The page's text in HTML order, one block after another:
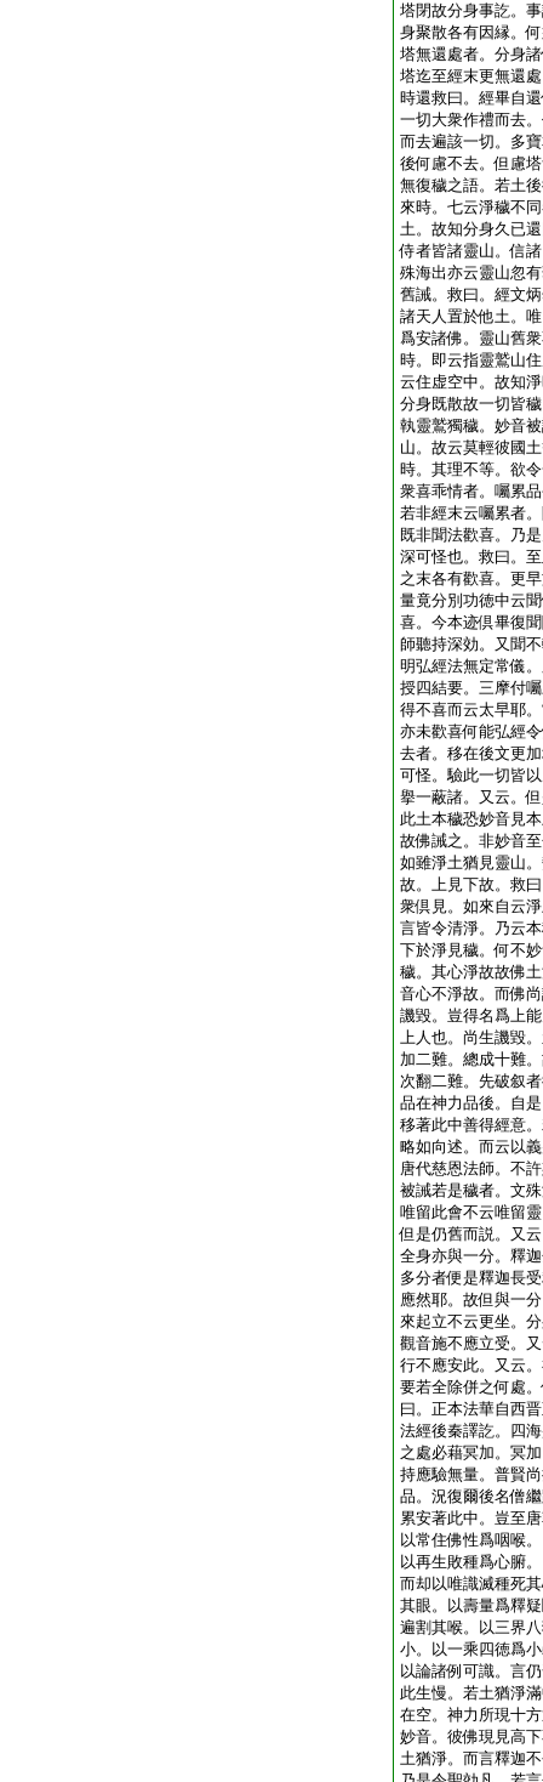
塔閉故分身事訖。
身聚散各有因縁。
塔無還處者。分身
塔迄至經末更無還
時還救曰。經畢自
一切大衆作禮而去
而去遍該一切。多
後何慮不去。但慮
無復穢之語。若土
來時。七云淨穢不
土。故知分身久已
侍者皆諸靈山。信
殊海出亦云靈山忽
舊誡。救曰。經文
諸天人置於他土。
爲安諸佛。靈山舊
時。即云指靈鷲山
云住虚空中。故知
分身既散故一切皆
執靈鷲獨穢。妙音
山。故云莫輕彼國
時。其理不等。欲
衆喜乖情者。囑累
若非經末云囑累者
既非聞法歡喜。乃
深可怪也。救曰。
之末各有歡喜。更
量竟分別功徳中云
喜。今本迹倶畢復
師聽持深効。又聞
明弘經法無定常儀
授四結要。三摩付
得不喜而云太早耶
亦未歡喜何能弘經
去者。移在後文更
可怪。驗此一切皆
擧一蔽諸。又云。
此土本穢恐妙音見
故佛誡之。非妙音
如雖淨土猶見靈山
故。上見下故。救
衆倶見。如來自云
言皆令清淨。乃云
下於淨見穢。何不
穢。其心淨故故佛
音心不淨故。而佛
譏毀。豈得名爲上
上人也。尚生譏毀
加二難。總成十難
次翻二難。先破叙
品在神力品後。自
移著此中善得經意
略如向述。而云以
唐代慈恩法師。不
被誡若是穢者。文
唯留此會不云唯留
但是仍舊而説。又
全身亦與一分。釋
多分者便是釋迦長
應然耶。故但與一
來起立不云更坐。
觀音施不應立受。
行不應安此。又云
要若全除併之何處
曰。正本法華自西
法經後秦譯訖。四
之處必藉冥加。冥
持應驗無量。普賢
品。況復爾後名僧
累安著此中。豈至
以常住佛性爲咽喉
以再生敗種爲心腑
而却以唯識滅種死
其眼。以壽量爲釋
遍割其喉。以三界
小。以一乘四徳爲
以論諸例可識。言
此生慢。若土猶淨
在空。神力所現十
妙音。彼佛現見高
土猶淨。而言釋迦